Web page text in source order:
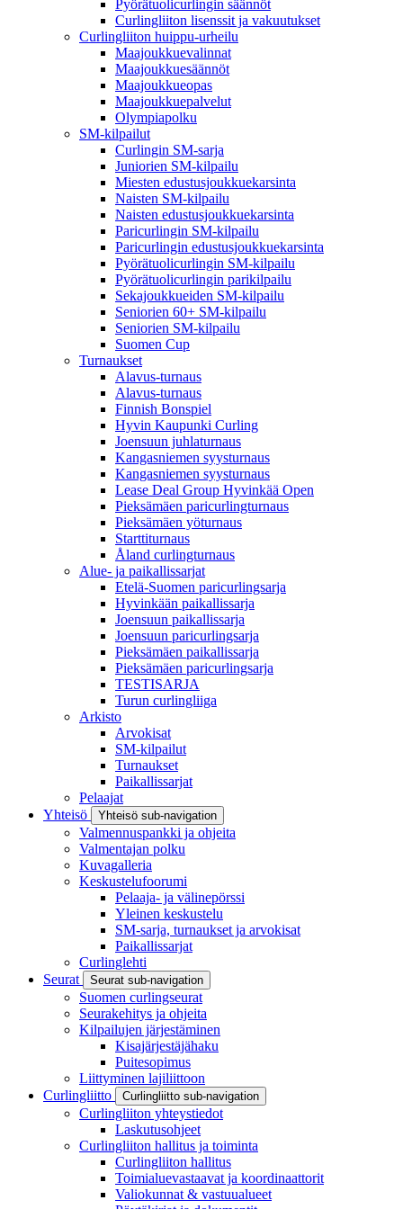
Pyörätuolicurlingin säännöt
Curlingliiton lisenssit ja vakuutukset
Curlingliiton huippu-urheilu
Maajoukkuevalinnat
Maajoukkuesäännöt
Maajoukkueopas
Maajoukkuepalvelut
Olympiapolku
SM-kilpailut
Curlingin SM-sarja
Juniorien SM-kilpailu
Miesten edustusjoukkuekarsinta
Naisten SM-kilpailu
Naisten edustusjoukkuekarsinta
Paricurlingin SM-kilpailu
Paricurlingin edustusjoukkuekarsinta
Pyörätuolicurlingin SM-kilpailu
Pyörätuolicurlingin parikilpailu
Sekajoukkueiden SM-kilpailu
Seniorien 60+ SM-kilpailu
Seniorien SM-kilpailu
Suomen Cup
Turnaukset
Alavus-turnaus
Alavus-turnaus
Finnish Bonspiel
Hyvin Kaupunki Curling
Joensuun juhlaturnaus
Kangasniemen syysturnaus
Kangasniemen syysturnaus
Lease Deal Group Hyvinkää Open
Pieksämäen paricurlingturnaus
Pieksämäen yöturnaus
Starttiturnaus
Åland curlingturnaus
Alue- ja paikallissarjat
Etelä-Suomen paricurlingsarja
Hyvinkään paikallissarja
Joensuun paikallissarja
Joensuun paricurlingsarja
Pieksämäen paikallissarja
Pieksämäen paricurlingsarja
TESTISARJA
Turun curlingliiga
Arkisto
Arvokisat
SM-kilpailut
Turnaukset
Paikallissarjat
Pelaajat
Yhteisö
Yhteisö sub-navigation
Valmennuspankki ja ohjeita
Valmentajan polku
Kuvagalleria
Keskustelufoorumi
Pelaaja- ja välinepörssi
Yleinen keskustelu
SM-sarja, turnaukset ja arvokisat
Paikallissarjat
Curlinglehti
Seurat
Seurat sub-navigation
Suomen curlingseurat
Seurakehitys ja ohjeita
Kilpailujen järjestäminen
Kisajärjestäjähaku
Puitesopimus
Liittyminen lajiliittoon
Curlingliitto
Curlingliitto sub-navigation
Curlingliiton yhteystiedot
Laskutusohjeet
Curlingliiton hallitus ja toiminta
Curlingliiton hallitus
Toimialuevastaavat ja koordinaattorit
Valiokunnat & vastuualueet